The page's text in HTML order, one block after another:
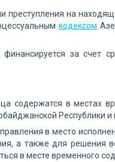
на
кодексом
за счет
содержатся в местах
Республики
в место
а также для решения
в месте временного